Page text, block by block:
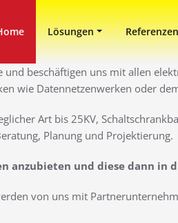
Lösungen Referenzen
beschäftigen uns mit allen
wie Datennetzenwerken oder
Art bis 25KV,
Planung und Projektierung.
anzubieten und diese dann in
von uns mit